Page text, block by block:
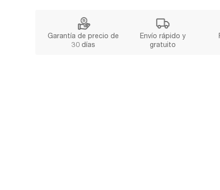
Garantía de precio de
30 días
Envío rápido y
gratuito